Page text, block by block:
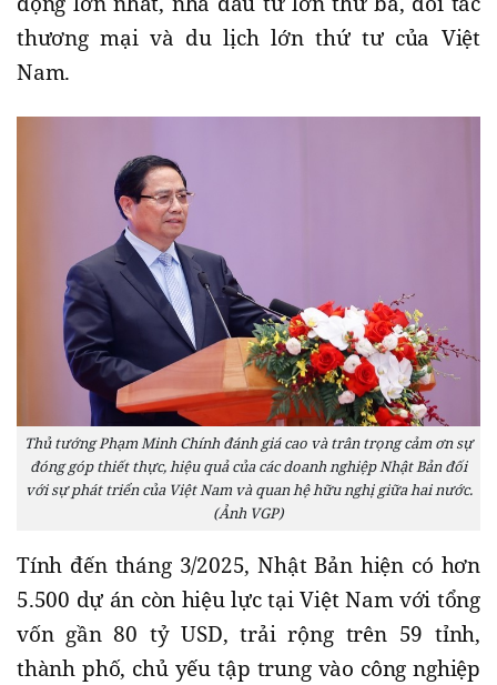
thương mại và du lịch lớn thứ tư của Việt
Nam.
Thủ tướng Phạm Minh Chính đánh giá cao và trân trọng cảm ơn sự
đóng góp thiết thực, hiệu quả của các doanh nghiệp Nhật Bản đối
với sự phát triển của Việt Nam và quan hệ hữu nghị giữa hai nước.
(Ảnh VGP)
Tính đến tháng 3/2025, Nhật Bản hiện có hơn
5.500 dự án còn hiệu lực tại Việt Nam với tổng
vốn gần 80 tỷ USD, trải rộng trên 59 tỉnh,
thành phố, chủ yếu tập trung vào công nghiệp